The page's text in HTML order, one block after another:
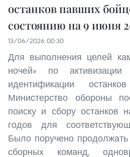
останков павших
состоянию на 9 июня
13/06/2026 00:30
Для выполнения целей
ночей» по
идентификации
Министерство обороны
поиску и сбору останков
годов для
Было поручено продолжать
сборных команд,